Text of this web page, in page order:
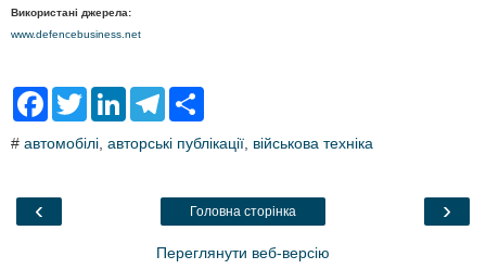
Використані джерела:
www.defencebusiness.net
F
e
o
T
t
L
k
T
e
a
r
# автомобілі авторські публікації військова техніка
‹ ›
Головна сторінка
Переглянути веб-версію